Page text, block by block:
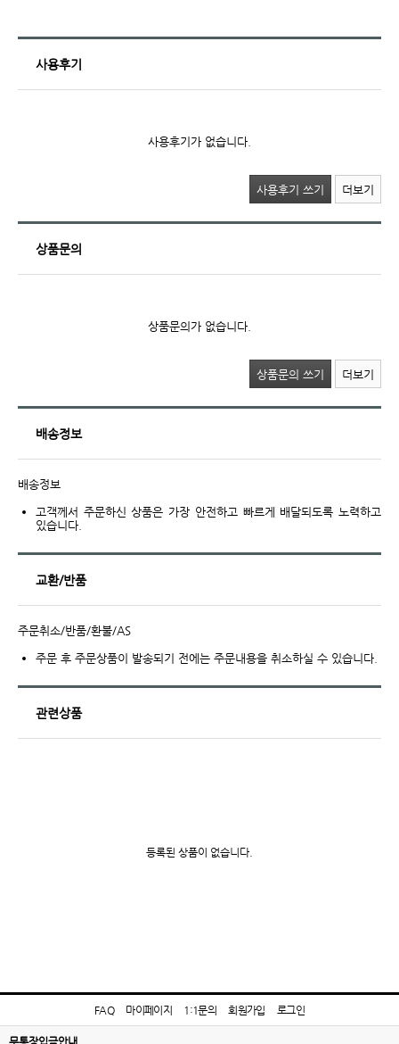
사용후기
사용후기가 없습니다.
사용후기 쓰기 더보기
상품문의
상품문의가 없습니다.
상품문의 쓰기 더보기
배송정보
배송정보
고객께서 주문하신 상품은 가장 안전하고 빠르게 배달되도록 노력하고
있습니다.
교환/반품
주문취소/반품/환불/AS
주문 후 주문상품이 발송되기 전에는 주문내용을 취소하실 수 있습니다.
관련상품
등록된 상품이 없습니다.
FAQ 마이페이지 1:1문의 회원가입 로그인